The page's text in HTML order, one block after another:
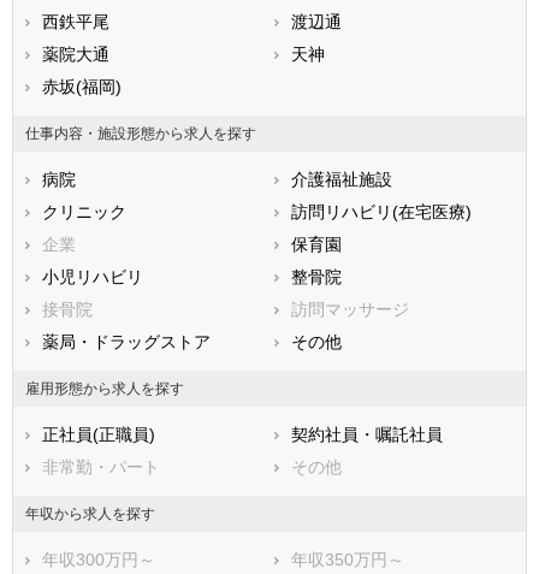
静岡県
滋賀県
兵庫県
香川県
高知県
福岡県
長崎県
熊本県
鹿児島県
西鉄平尾
渡辺通
薬院大通
天神
赤坂(福岡)
仕事内容・施設形態から求人を探す
病院
介護福祉施設
クリニック
訪問リハビリ(在宅医療)
企業
保育園
小児リハビリ
整骨院
接骨院
訪問マッサージ
薬局・ドラッグストア
その他
雇用形態から求人を探す
正社員(正職員)
契約社員・嘱託社員
非常勤・パート
その他
年収から求人を探す
年収300万円～
年収350万円～